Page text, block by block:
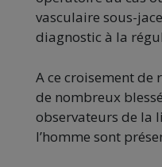
vasculaire sous-
diagnostic à la
A ce croisement de
de nombreux
observateurs de la
l’homme sont